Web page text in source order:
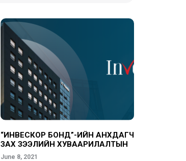
“ИНВЕСКОР БОНД”-ИЙН АНХДАГЧ
ЗАХ ЗЭЭЛИЙН ХУВААРИЛАЛТЫН
ТӨЛӨВЛӨГӨӨ
June 8, 2021